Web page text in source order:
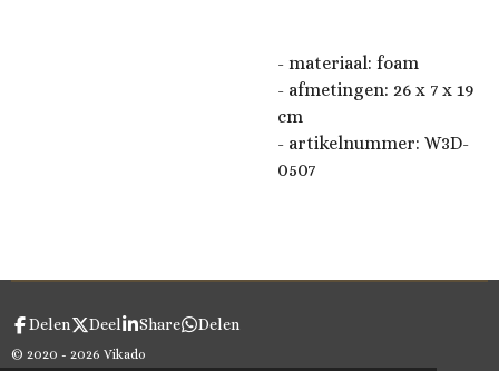
- materiaal: foam
- afmetingen: 26 x 7 x 19
cm
- artikelnummer: W3D-
0507
Delen Deel Share Delen
© 2020 - 2026 Vikado